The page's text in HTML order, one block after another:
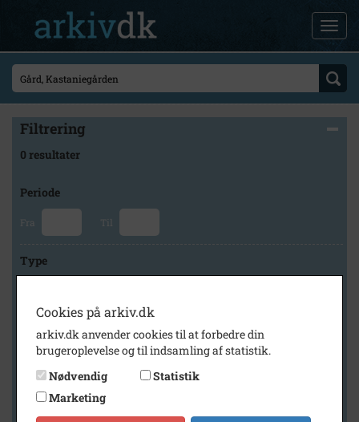
Filtrering
0 resultater
Periode
Fra Til
Type
Arkiv
Højelse Sognearkiv
Cookies på arkiv.dk
arkiv.dk anvender cookies til at forbedre din
brugeroplevelse og til indsamling af statistik.
Nødvendig
Statistik
Marketing